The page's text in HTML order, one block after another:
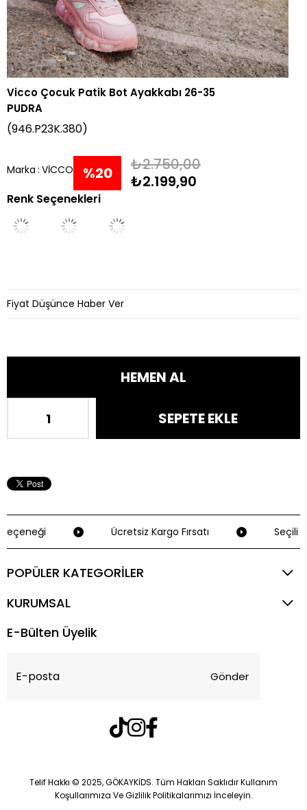
Vicco Çocuk Patik Bot Ayakkabı 26-35
PUDRA
(946.P23K.380)
Marka : VİCCO %20
İndirim
₺2.750,00
₺2.199,90
Renk Seçenekleri
Fiyat Düşünce Haber Ver
Ücretsiz Kargo Fırsatı Seçili
POPÜLER KATEGORİLER
KURUMSAL
E-Bülten Üyelik
Gönder
Telif Hakkı © 2025, GÖKAYKİDS. Tüm Hakları Saklıdır Kullanım
Koşullarımıza Ve Gizlilik Politikalarımızı İnceleyin.